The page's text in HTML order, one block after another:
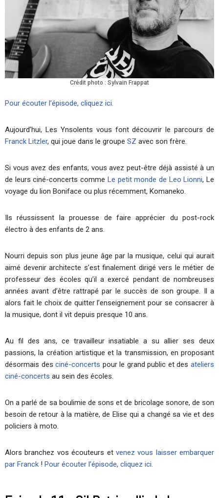
Crédit photo : Sylvain Frappat
Pour écouter l’épisode, cliquez ici.
Aujourd’hui, Les Ynsolents vous font découvrir le parcours de
Franck Litzler, qui joue dans le groupe SZ avec son frère.
Si vous avez des enfants, vous avez peut-être déjà assisté à un
de leurs ciné-concerts comme Le petit monde de Leo Lionni, Le
voyage du lion Boniface ou plus récemment, Komaneko.
Ils réussissent la prouesse de faire apprécier du post-rock
électro à des enfants de 2 ans.
Nourri depuis son plus jeune âge par la musique, celui qui aurait
aimé devenir architecte s’est finalement dirigé vers le métier de
professeur des écoles qu’il a exercé pendant de nombreuses
années avant d’être rattrapé par le succès de son groupe. Il a
alors fait le choix de quitter l’enseignement pour se consacrer à
la musique, dont il vit depuis presque 10 ans.
Au fil des ans, ce travailleur insatiable a su allier ses deux
passions, la création artistique et la transmission, en proposant
désormais desciné-concerts pour le grand public et desateliers
ciné-concerts au sein des écoles.
On a parlé de sa boulimie de sons et de bricolage sonore, de son
besoin de retour à la matière, de Elise qui a changé sa vie et des
policiers à moto.
Alors branchez vos écouteurs et venez vous laisser embarquer
par Franck ! Pour écouter l’épisode, cliquez ici.